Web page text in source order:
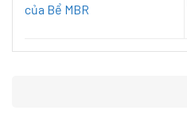
của Bể MBR